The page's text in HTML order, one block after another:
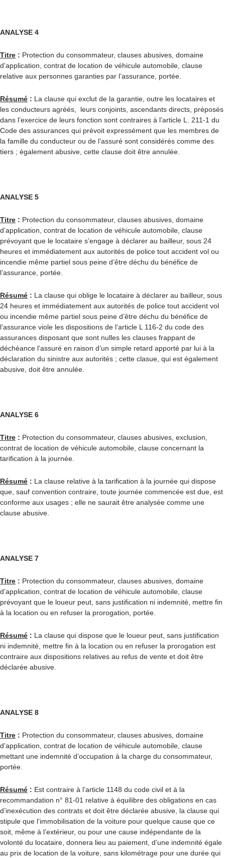
ANALYSE 4
Titre : Protection du consommateur, clauses abusives, domaine
d’application, contrat de location de véhicule automobile, clause
relative aux personnes garanties par l’assurance, portée.
Résumé : La clause qui exclut de la garantie, outre les locataires et
les conducteurs agréés, leurs conjoints, ascendants directs, préposés
dans l’exercice de leurs fonction sont contraires à l’article L. 211-1 du
Code des assurances qui prévoit expressément que les membres de
la famille du conducteur ou de l’assuré sont considérés comme des
tiers ; également abusive, cette clause doit être annulée.
ANALYSE 5
Titre : Protection du consommateur, clauses abusives, domaine
d’application, contrat de location de véhicule automobile, clause
prévoyant que le locataire s’engage à déclarer au bailleur, sous 24
heures et immédiatement aux autorités de police tout accident vol ou
incendie même partiel sous peine d’être déchu du bénéfice de
l’assurance, portée.
Résumé : La clause qui oblige le locataire à déclarer au bailleur, sous
24 heures et immédiatement aux autorités de police tout accident vol
ou incendie même partiel sous peine d’être déchu du bénéfice de
l’assurance viole les dispositions de l’article L 116-2 du code des
assurances disposant que sont nulles les clauses frappant de
déchéance l’assuré en raison d’un simple retard apporté par lui à la
déclaration du sinistre aux autorités ; cette clasue, qui est également
abusive, doit être annulée.
ANALYSE 6
Titre : Protection du consommateur, clauses abusives, exclusion,
contrat de location de véhicule automobile, clause concernant la
tarification à la journée.
Résumé : La clause relative à la tarification à la journée qui dispose
que, sauf convention contraire, toute journée commencée est due, est
conforme aux usages ; elle ne saurait être analysée comme une
clause abusive.
ANALYSE 7
Titre : Protection du consommateur, clauses abusives, domaine
d’application, contrat de location de véhicule automobile, clause
prévoyant que le loueur peut, sans justification ni indemnité, mettre fin
à la location ou en refuser la prorogation, portée.
Résumé : La clause qui dispose que le loueur peut, sans justification
ni indemnité, mettre fin à la location ou en refuser la prorogation est
contraire aux dispositions relatives au refus de vente et doit être
déclarée abusive.
ANALYSE 8
Titre : Protection du consommateur, clauses abusives, domaine
d’application, contrat de location de véhicule automobile, clause
mettant une indemnité d’occupation à la charge du consommateur,
portée.
Résumé : Est contraire à l’article 1148 du code civil et à la
recommandation n° 81-01 relative à équilibre des obligations en cas
d’inexécution des contrats et doit être déclarée abusive, la clause qui
stipule que l’immobilisation de la voiture pour quelque cause que ce
soit, même à l’extérieur, ou pour une cause indépendante de la
volonté du locataire, donnera lieu au paiement, d’une indemnité égale
au prix de location de la voiture, sans kilométrage pour une durée qui